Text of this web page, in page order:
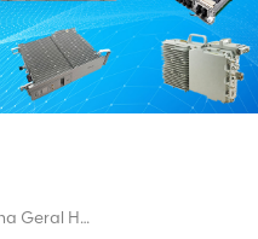
Unidade De Temporização Síncrona Geral HUAWEI SSN1GXCSA OSN3500